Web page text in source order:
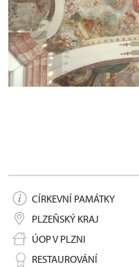
CÍRKEVNÍ PAMÁTKY
PLZEŇSKÝ KRAJ
ÚOP V PLZNI
RESTAUROVÁNÍ